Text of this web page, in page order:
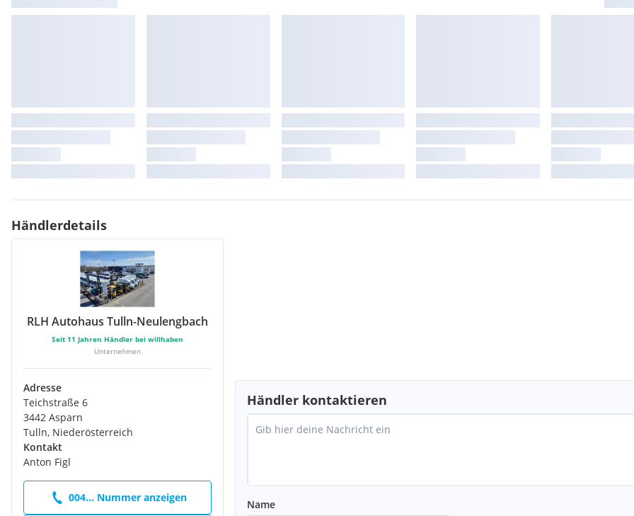
Händlerdetails
RLH Autohaus Tulln-Neulengbach
Seit 11 Jahren Händler bei willhaben
Unternehmen
Adresse
Teichstraße 6
3442 Asparn
Tulln, Niederösterreich
Kontakt
Anton Figl
004... Nummer anzeigen
Händler kontaktieren
Name